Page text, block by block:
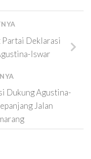
Partai Deklarasi
Iswar
Dukung Agustina-
Jalan